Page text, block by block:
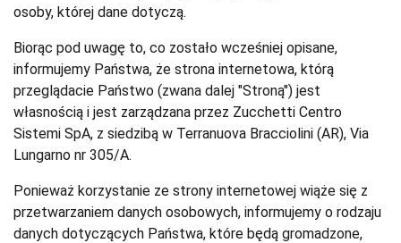
osoby, której dane dotyczą.
Biorąc pod uwagę to, co zostało wcześniej opisane,
informujemy Państwa, że strona internetowa, którą
przeglądacie Państwo (zwana dalej "Stroną") jest
własnością i jest zarządzana przez Zucchetti Centro
Sistemi SpA, z siedzibą w Terranuova Bracciolini (AR), Via
Lungarno nr 305/A.
Ponieważ korzystanie ze strony internetowej wiąże się z
przetwarzaniem danych osobowych, informujemy o rodzaju
danych dotyczących Państwa, które będą gromadzone,